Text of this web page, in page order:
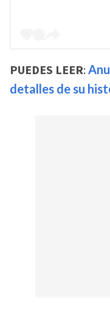
PUEDES LEER:
detalles de su